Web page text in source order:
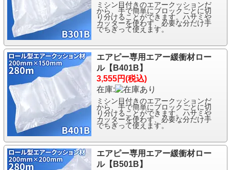
ミシン目付きのエアークッションだ
から、手で簡単にブロックごとに切
り分けることができます。ハサミや
カッターを使わず、必要な分だけ手
でちぎって使えます。
エアピー専用エアー緩衝材ロー
ル【B401B】
3,555円(税込)
在庫:
ミシン目付きのエアークッションだ
から、手で簡単にブロックごとに切
り分けることができます。ハサミや
カッターを使わず、必要な分だけ手
でちぎって使えます。
エアピー専用エアー緩衝材ロー
ル【B501B】